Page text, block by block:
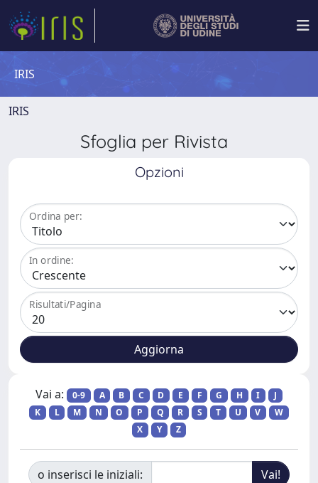
IRIS
IRIS
Sfoglia per Rivista
Opzioni
Ordina per:
In ordine:
Risultati/Pagina
Vai a: 0-9 A B C D E F G H I
J
K
L M N O P Q R S T U V
W
X
Y Z
o inserisci le iniziali: